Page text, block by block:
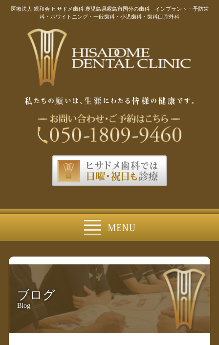
医療法人 親和会 ヒサドメ歯科 鹿児島県霧島市国分の歯科 インプラント・予防歯
科・ホワイトニング・一般歯科・小児歯科・歯科口腔外科
ブログ
Blog